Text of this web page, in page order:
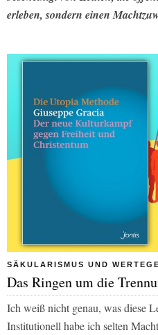
erleben, sondern einen
SÄKULARISMUS UND
Das Ringen um die
Ich weiß nicht genau, was diese
Institutionell habe ich selten